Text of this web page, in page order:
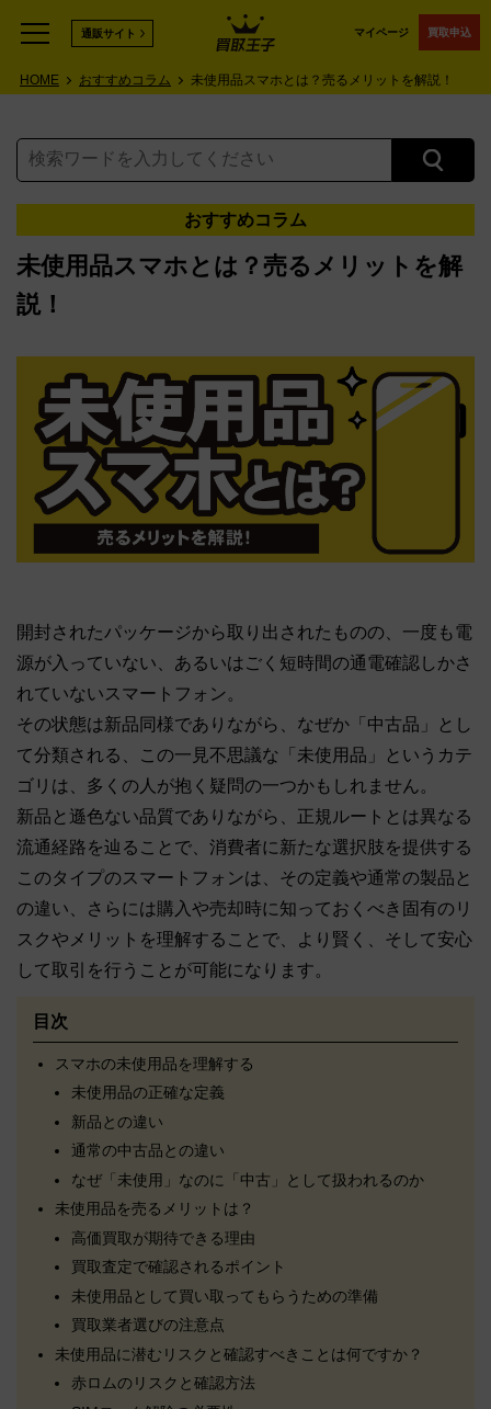
マイページ 買取申込
通販サイト
HOME おすすめコラム 未使用品スマホとは？売るメリットを解説！
おすすめコラム
未使用品スマホとは？売るメリットを解
説！
開封されたパッケージから取り出されたものの、一度も電
源が入っていない、あるいはごく短時間の通電確認しかさ
れていないスマートフォン。
その状態は新品同様でありながら、なぜか「中古品」とし
て分類される、この一見不思議な「未使用品」というカテ
ゴリは、多くの人が抱く疑問の一つかもしれません。
新品と遜色ない品質でありながら、正規ルートとは異なる
流通経路を辿ることで、消費者に新たな選択肢を提供する
このタイプのスマートフォンは、その定義や通常の製品と
の違い、さらには購入や売却時に知っておくべき固有のリ
スクやメリットを理解することで、より賢く、そして安心
して取引を行うことが可能になります。
目次
スマホの未使用品を理解する
未使用品の正確な定義
新品との違い
通常の中古品との違い
なぜ「未使用」なのに「中古」として扱われるのか
未使用品を売るメリットは？
高価買取が期待できる理由
買取査定で確認されるポイント
未使用品として買い取ってもらうための準備
買取業者選びの注意点
未使用品に潜むリスクと確認すべきことは何ですか？
赤ロムのリスクと確認方法